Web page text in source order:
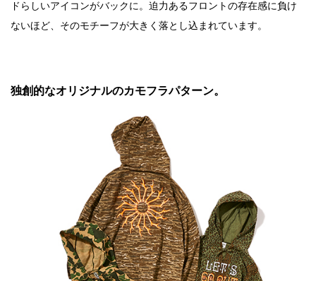
ドらしいアイコンがバックに。迫力あるフロントの存在感に負け
ないほど、そのモチーフが大きく落とし込まれています。
独創的なオリジナルのカモフラパターン。